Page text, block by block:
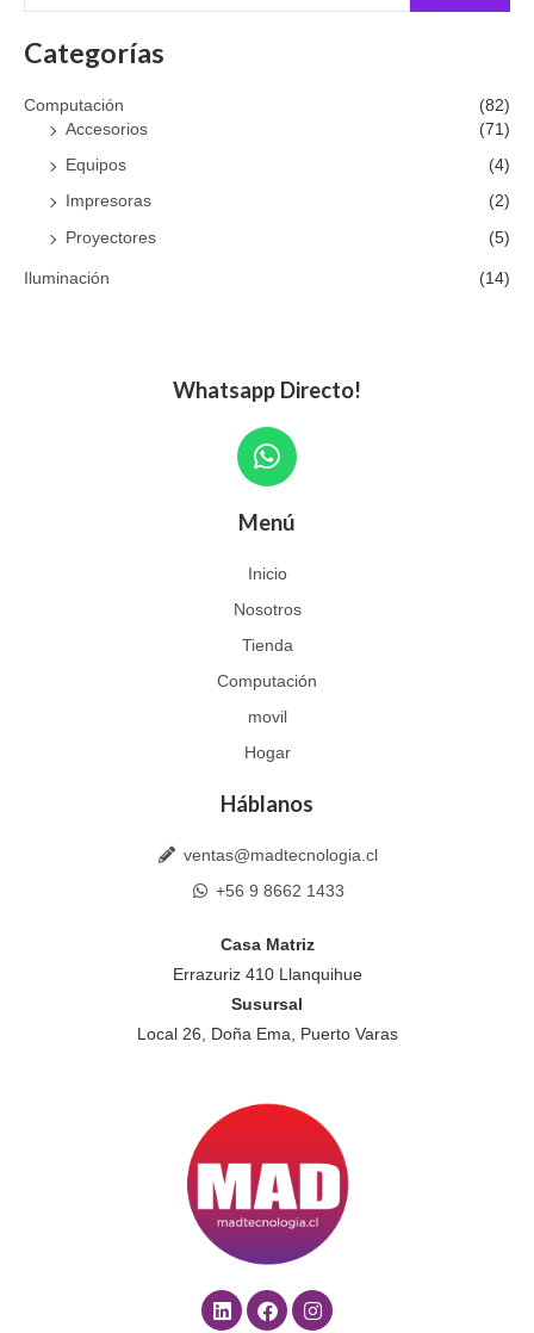
Categorías
Computación
(82)
Accesorios
(71)
Equipos (4)
Impresoras (2)
Proyectores (5)
Iluminación (14)
Whatsapp Directo!
W
h
t
s
a
p
p
Menú
Inicio
Nosotros
Tienda
Computación
movil
Hogar
Háblanos
ventas@madtecnologia.cl
+56 9 8662 1433
Casa Matriz
Errazuriz 410 Llanquihue
Susursal
Local 26, Doña Ema, Puerto Varas
L
i
F
a
I
n